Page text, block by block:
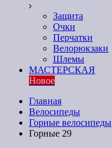
Защита
Очки
Перчатки
Велорюкзаки
Шлемы
МАСТЕРСКАЯ
Новое
Главная
Велосипеды
Горные велосипеды
Горные 29